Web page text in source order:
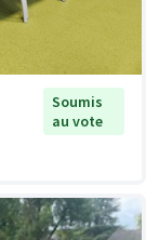
Soumis
au vote